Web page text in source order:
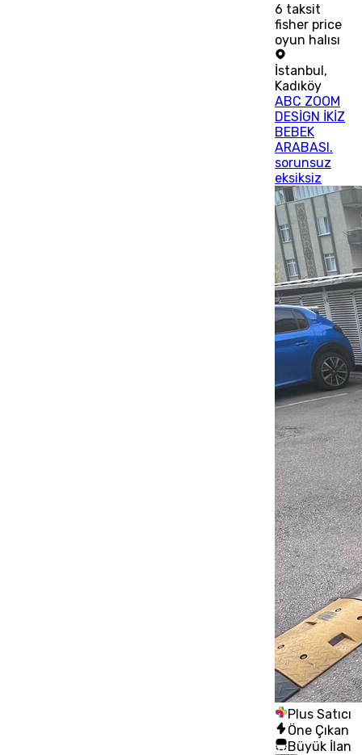
6 taksit
fisher price
oyun halısı
İstanbul,
Kadıköy
ABC ZOOM
DESİGN İKİZ
BEBEK
ARABASI.
sorunsuz
eksiksiz
Plus Satıcı
Öne Çıkan
Büyük İlan